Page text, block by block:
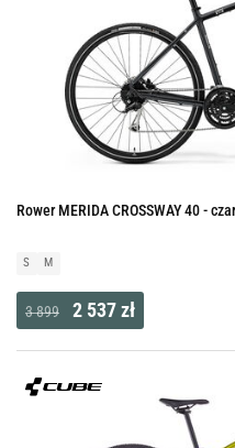
Rower MERIDA CROSSWAY 40 -
S M
3 899 2 537 zł